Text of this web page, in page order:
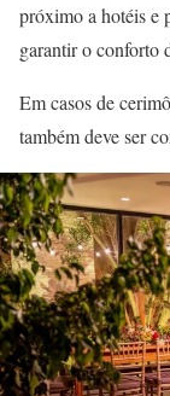
próximo a hotéis e
garantir o conforto
Em casos de
também deve ser